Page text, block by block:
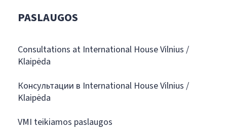
PASLAUGOS
Consultations at International House Vilnius /
Klaipėda
Консультации в International House Vilnius /
Klaipėda
VMI teikiamos paslaugos